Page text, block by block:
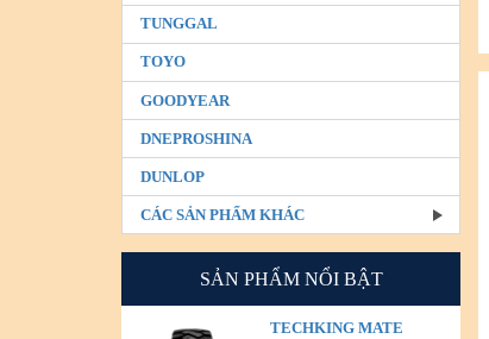
TUNGGAL
TOYO
GOODYEAR
DNEPROSHINA
DUNLOP
CÁC SẢN PHẨM KHÁC
SẢN PHẨM NỔI BẬT
TECHKING MATE